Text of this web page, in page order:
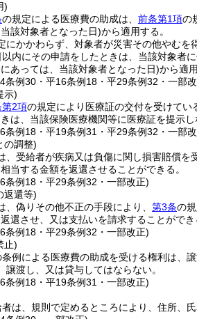
)
の規定による医療費の助成は、 前条第1項の
該対象者となった日)から適用する。
にかかわらず、対象者が災害その他やむを
以内にその申請をしたときは、当該対象者
あっては、当該対象者となった日)から適
条例30・平16条例18・平29条例32・一部
示)
2項の規定により医療証の交付を受けてい
は、当該保険医療機関等に医療証を提示し
条例18・平19条例31・平29条例32・一部
の調整)
、受給者が疾病又は負傷に関し損害賠償を
当する金額を返還させることができる。
条例18・平29条例32・一部改正)
返還等)
、偽りその他不正の手段により、 第3条の
還させ、又は支払いを請求することができ
条例18・平29条例32・一部改正)
止)
条例による医療費の助成を受ける権利は、
譲渡し、又は貸与してはならない。
条例18・平19条例31・一部改正)
は、規則で定めるところにより、住所、